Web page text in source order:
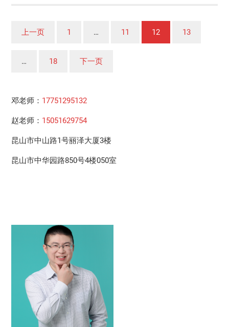
上一页 1 … 11 12 13
… 18 下一页
邓老师： 17751295132
赵老师： 15051629754
昆山市中山路1号丽泽大厦3楼
昆山市中华园路850号4楼050室